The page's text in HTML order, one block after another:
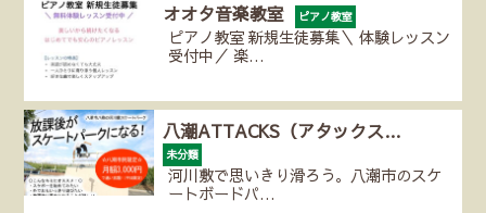
オオタ音楽教室 ピアノ教室
ピアノ教室 新規生徒募集＼ 体験レッスン
受付中／ 楽…
八潮ATTACKS（アタックス…
未分類
河川敷で思いきり滑ろう。八潮市のスケ
ートボードパ…